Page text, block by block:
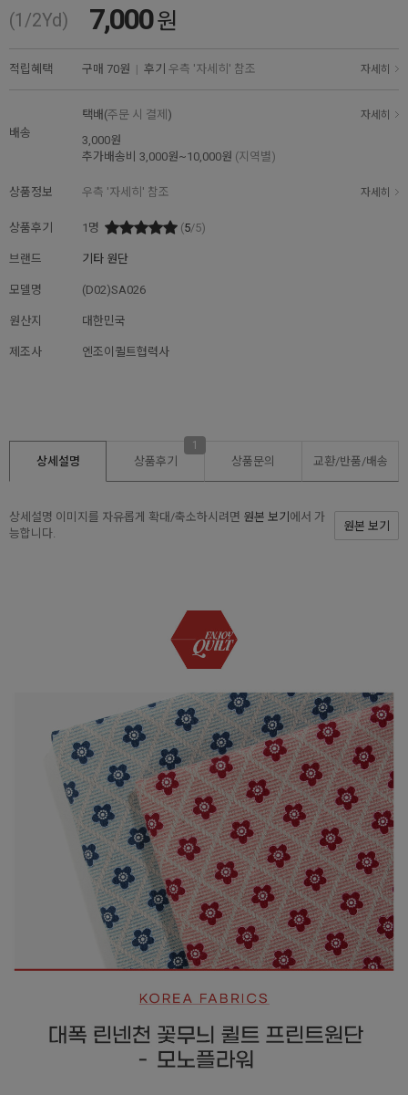
(1/2Yd) 7,000원
적립혜택 구매 70원 | 후기 우측 '자세히' 참조 자세히
배송
택배(주문 시 결제 ) 자세히
3,000원
추가배송비 3,000원~10,000원 (지역별)
상품정보 우측 '자세히' 참조 자세히
상품후기 1 명 (5/5)
브랜드 기타 원단
모델명 (D02)SA026
원산지 대한민국
제조사 엔조이퀼트협력사
상세설명 상품후기
1
상품문의 교환/반품/배송
상세설명 이미지를 자유롭게 확대/축소하시려면 원본 보기 에서 가
능합니다.
원본 보기